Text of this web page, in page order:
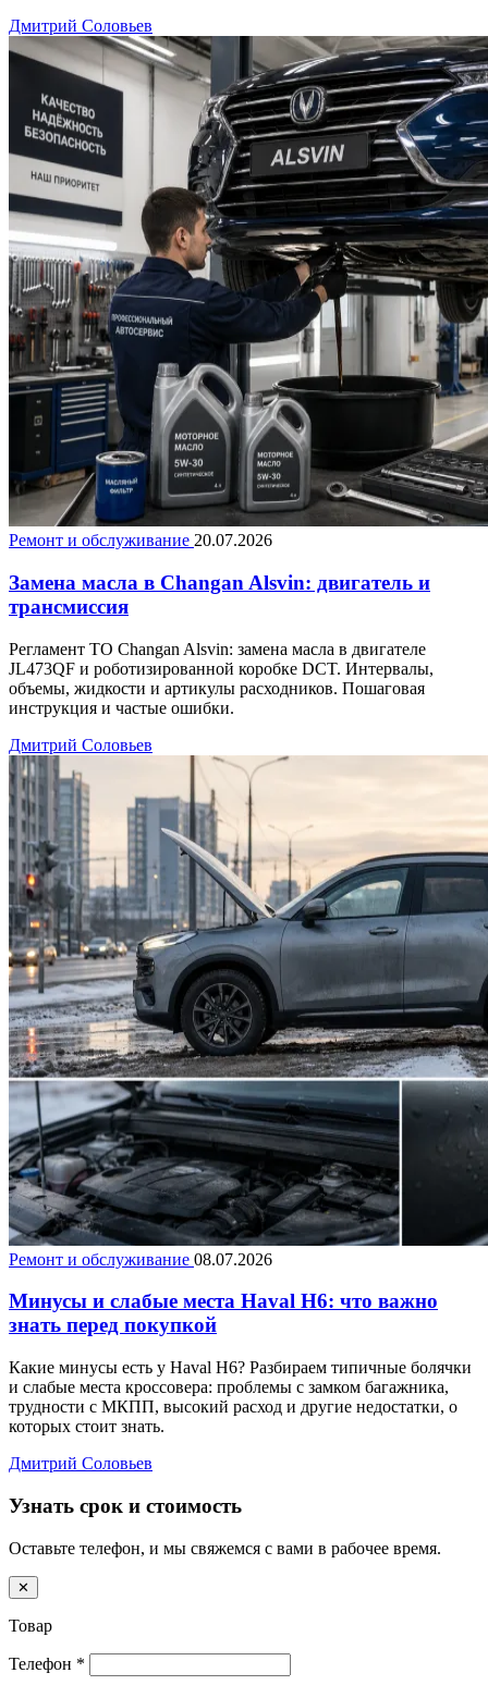
Дмитрий Соловьев
Ремонт и обслуживание 20.07.2026
Замена масла в Changan Alsvin: двигатель и
трансмиссия
Регламент ТО Changan Alsvin: замена масла в двигателе
JL473QF и роботизированной коробке DCT. Интервалы,
объемы, жидкости и артикулы расходников. Пошаговая
инструкция и частые ошибки.
Дмитрий Соловьев
Ремонт и обслуживание 08.07.2026
Минусы и слабые места Haval H6: что важно
знать перед покупкой
Какие минусы есть у Haval H6? Разбираем типичные болячки
и слабые места кроссовера: проблемы с замком багажника,
трудности с МКПП, высокий расход и другие недостатки, о
которых стоит знать.
Дмитрий Соловьев
Узнать срок и стоимость
Оставьте телефон, и мы свяжемся с вами в рабочее время.
✕
Товар
Телефон *